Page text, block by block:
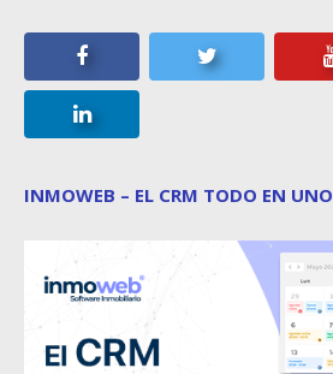
INMOWEB – EL CRM TODO EN UNO